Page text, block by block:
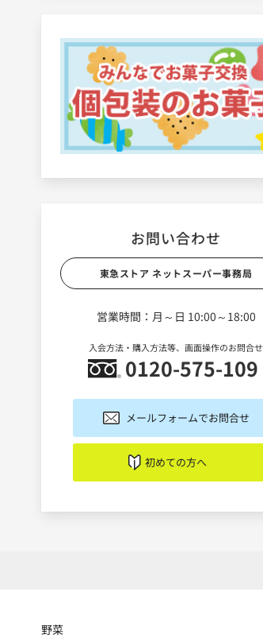
お問い合わせ
東急ストア ネットスーパー事務局
営業時間：月～日 10:00～18:00
入会方法・購入方法等、画面操作のお問合せ
0120-575-109
メールフォームでお問合せ
初めての方へ
野菜